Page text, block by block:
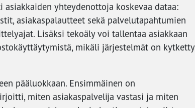
yhteydenottoja koskevaa dataa:
asiakaspalautteet sekä palvelutapahtumien
Lisäksi tekoäly voi tallentaa asiakkaan
mikäli järjestelmät on kytketty
pääluokkaan. Ensimmäinen on
miten asiakaspalvelija vastasi ja miten